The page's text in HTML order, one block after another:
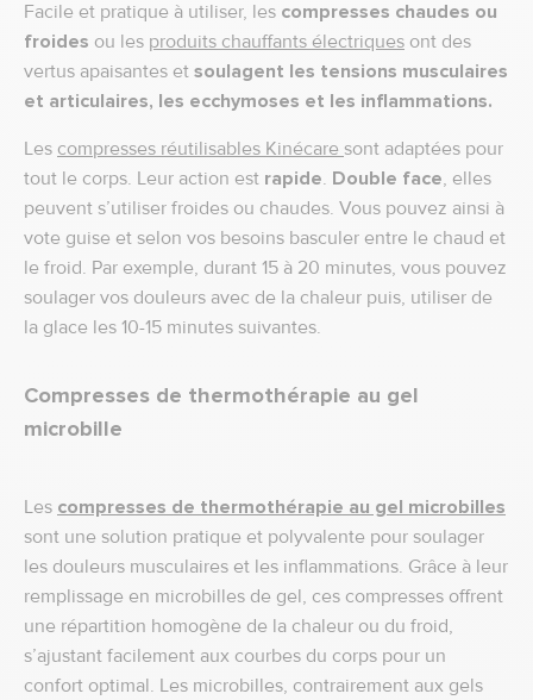
Facile et pratique à utiliser, les compresses chaudes ou
froides ou les produits chauffants électriques ont des
vertus apaisantes et soulagent les tensions musculaires
et articulaires, les ecchymoses et les inflammations.
Les compresses réutilisables Kinécare sont adaptées pour
tout le corps. Leur action est rapide. Double face, elles
peuvent s’utiliser froides ou chaudes. Vous pouvez ainsi à
vote guise et selon vos besoins basculer entre le chaud et
le froid. Par exemple, durant 15 à 20 minutes, vous pouvez
soulager vos douleurs avec de la chaleur puis, utiliser de
la glace les 10-15 minutes suivantes.
Compresses de thermothérapie au gel
microbille
Les compresses de thermothérapie au gel microbilles
sont une solution pratique et polyvalente pour soulager
les douleurs musculaires et les inflammations. Grâce à leur
remplissage en microbilles de gel, ces compresses offrent
une répartition homogène de la chaleur ou du froid,
s’ajustant facilement aux courbes du corps pour un
confort optimal. Les microbilles, contrairement aux gels